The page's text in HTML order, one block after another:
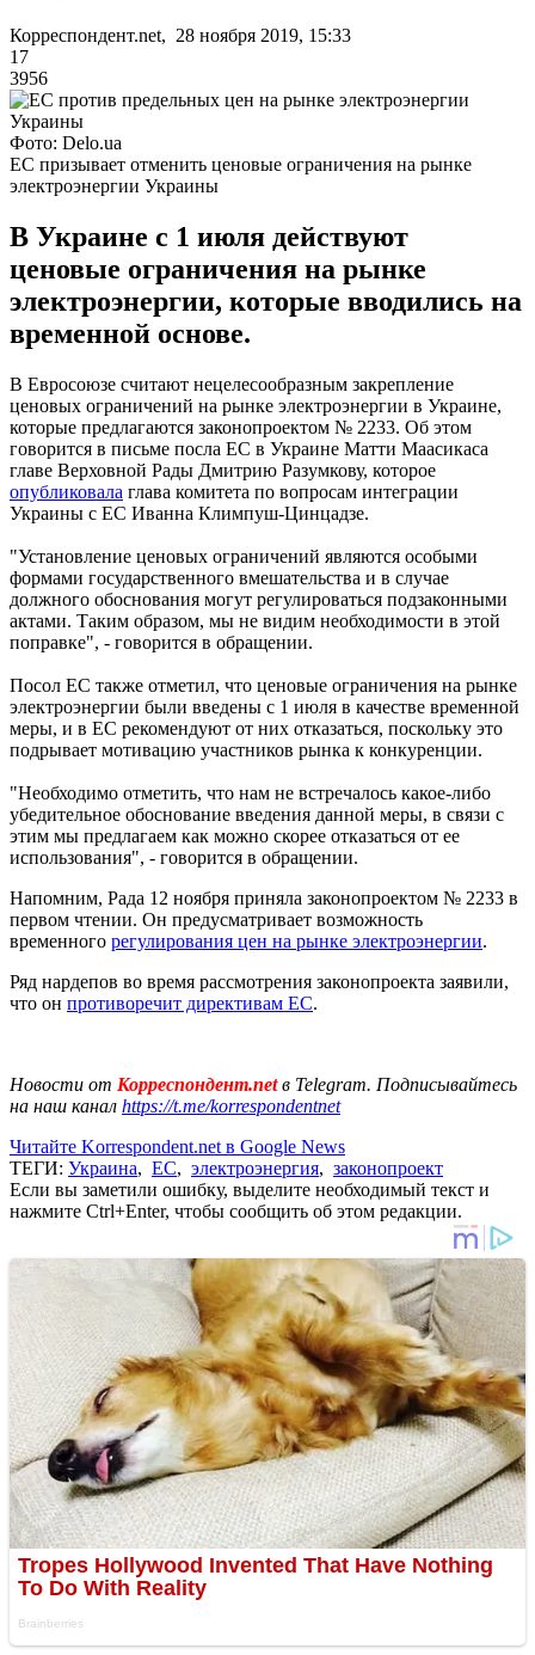
Корреспондент.net, 28 ноября 2019, 15:33
17
3956
Фото: Delo.ua
ЕС призывает отменить ценовые ограничения на рынке
электроэнергии Украины
В Украине с 1 июля действуют
ценовые ограничения на рынке
электроэнергии, которые вводились на
временной основе.
В Евросоюзе считают нецелесообразным закрепление
ценовых ограничений на рынке электроэнергии в Украине,
которые предлагаются законопроектом № 2233. Об этом
говорится в письме посла ЕС в Украине Матти Маасикаса
главе Верховной Рады Дмитрию Разумкову, которое
опубликовала глава комитета по вопросам интеграции
Украины с ЕС Иванна Климпуш-Цинцадзе.
"Установление ценовых ограничений являются особыми
формами государственного вмешательства и в случае
должного обоснования могут регулироваться подзаконными
актами. Таким образом, мы не видим необходимости в этой
поправке", - говорится в обращении.
Посол ЕС также отметил, что ценовые ограничения на рынке
электроэнергии были введены с 1 июля в качестве временной
меры, и в ЕС рекомендуют от них отказаться, поскольку это
подрывает мотивацию участников рынка к конкуренции.
"Необходимо отметить, что нам не встречалось какое-либо
убедительное обоснование введения данной меры, в связи с
этим мы предлагаем как можно скорее отказаться от ее
использования", - говорится в обращении.
Напомним, Рада 12 ноября приняла законопроектом № 2233 в
первом чтении. Он предусматривает возможность
временного регулирования цен на рынке электроэнергии.
Ряд нардепов во время рассмотрения законопроекта заявили,
что он противоречит директивам ЕС.
Новости от Корреспондент.netв Telegram. Подписывайтесь
на наш канал https://t.me/korrespondentnet
Читайте Korrespondent.net в Google News
ТЕГИ: Украина, ЕС, электроэнергия, законопроект
Если вы заметили ошибку, выделите необходимый текст и
нажмите Ctrl+Enter, чтобы сообщить об этом редакции.